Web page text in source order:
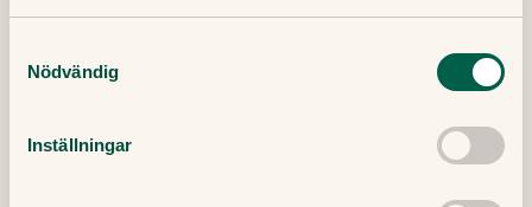
Nödvändig
Inställningar
7 Juni, 2021
1 September, 2023